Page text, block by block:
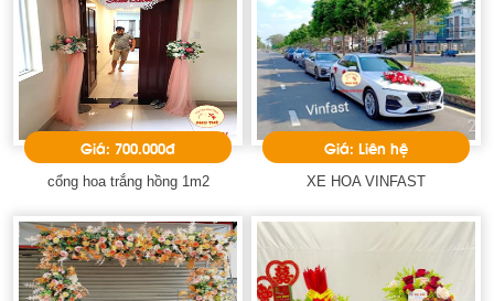
Giá: 700.000đ
cổng hoa trắng hồng 1m2
Giá: Liên hệ
XE HOA VINFAST